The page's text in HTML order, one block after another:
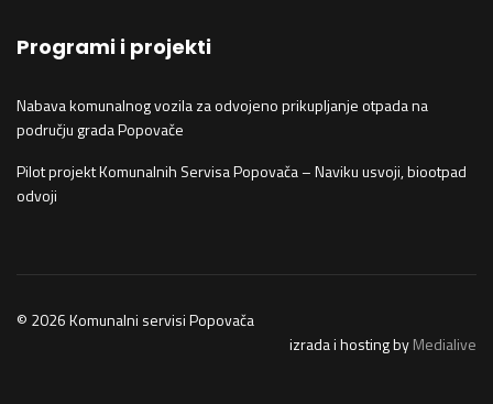
Programi i projekti
Nabava komunalnog vozila za odvojeno prikupljanje otpada na
području grada Popovače
Pilot projekt Komunalnih Servisa Popovača – Naviku usvoji, biootpad
odvoji
© 2026 Komunalni servisi Popovača
izrada i hosting byMedialive